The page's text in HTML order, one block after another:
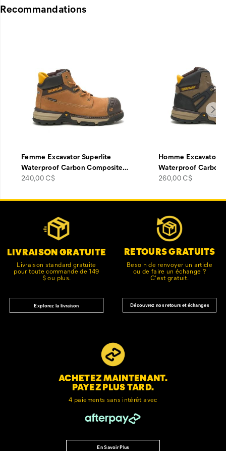
Recommandations
Femme Excavator Superlite
Waterproof Carbon Composite…
price
240,00 C$
Homme Excavator
Waterproof Carbon
price
260,00 C$
Liens
pageLIVRAISON GRATUITE
Livraison standard gratuite
pour toute commande de 149
$ ou plus.
Explorez la livraison
RETOURS GRATUITS
Besoin de renvoyer un article
ou de faire un échange ?
C'est gratuit.
Découvrez nos retours et échanges
ACHETEZ MAINTENANT.
PAYEZ PLUS TARD.
4 paiements sans intérêt avec
En Savoir Plus